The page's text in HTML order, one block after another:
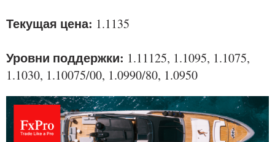
Текущая цена: 1.1135
Уровни поддержки: 1.11125, 1.1095, 1.1075,
1.1030, 1.10075/00, 1.0990/80, 1.0950